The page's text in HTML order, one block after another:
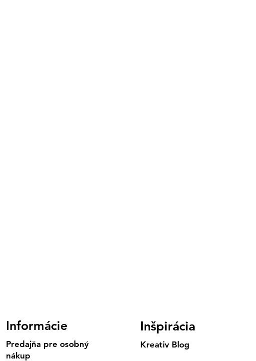
Informácie
Predajňa pre osobný
nákup
Inšpirácia
Kreativ Blog